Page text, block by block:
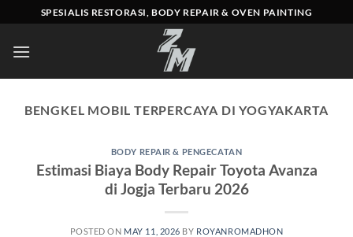
to
content
SPESIALIS RESTORASI, BODY REPAIR & OVEN PAINTING
BENGKEL MOBIL TERPERCAYA DI YOGYAKARTA
BODY REPAIR & PENGECATAN
Estimasi Biaya Body Repair Toyota Avanza
di Jogja Terbaru 2026
POSTED ON MAY 11, 2026 BY ROYANROMADHON